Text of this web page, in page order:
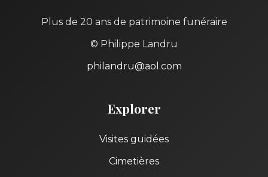
Plus de 20 ans de patrimoine funéraire
© Philippe Landru
philandru@aol.com
Explorer
Visites guidées
Cimetières